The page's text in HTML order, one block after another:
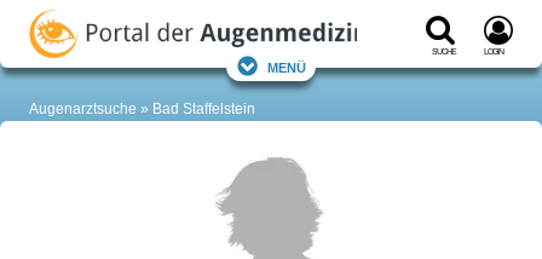
Suche Login
Menü
Augenarztsuche Bad Staffelstein